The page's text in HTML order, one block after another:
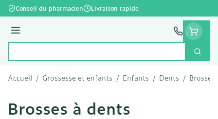
Aller au contenu
Conseil du pharmacien Livraison rapide
Menu
Accueil / Grossesse et enfants / Enfants / Dents /
Brosses à dents